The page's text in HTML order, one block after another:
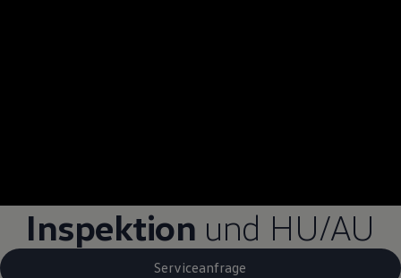
Inspektion und HU/AU
Serviceanfrage